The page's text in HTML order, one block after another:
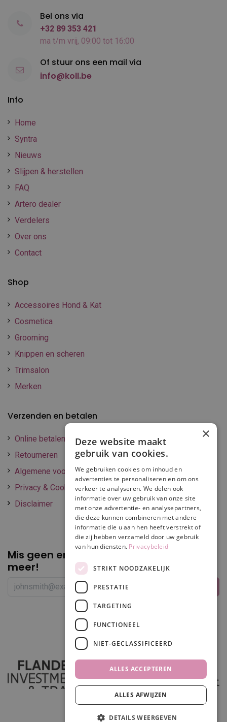
In winkelwagen
Info
Home
Syntra
Nieuws
Slijpen & herstellen
FAQ
Artero dealer
Verdelers
Over ons
Contact
Shop
Accessoires Hond & Kat
Cosmetica
Grooming
Knippen en scheren
Trimsalon
Merken
Verzenden en betalen
Online betalen
Retourneren
Algemene voorwaarden
Privacy & Cookie policy
Disclaimer
Mis geen enkele
promotie of korting
meer!
Bel ons via
+32 89 353 421
ma t/m vrij, 09:00 tot 16:00
Of stuur ons een mail via
info@koll.be
×
Deze website maakt
gebruik van cookies.
We gebruiken cookies om inhoud en
advertenties te personaliseren en om ons
verkeer te analyseren. We delen ook
informatie over uw gebruik van onze site
met onze advertentie- en analysepartners,
die deze kunnen combineren met andere
informatie die u aan hen heeft verstrekt of
die zij hebben verzameld door uw gebruik
van hun diensten. Privacybeleid
STRIKT NOODZAKELIJK
PRESTATIE
TARGETING
FUNCTIONEEL
NIET-GECLASSIFICEERD
ALLES ACCEPTEREN
ALLES AFWIJZEN
DETAILS WEERGEVEN